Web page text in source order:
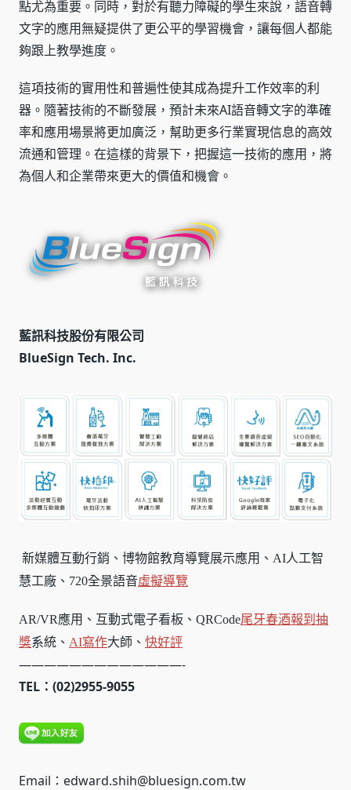
點尤為重要。同時，對於有聽力障礙的學生來說，語音轉
文字的應用無疑提供了更公平的學習機會，讓每個人都能
夠跟上教學進度。
這項技術的實用性和普遍性使其成為提升工作效率的利
器。隨著技術的不斷發展，預計未來AI語音轉文字的準確
率和應用場景將更加廣泛，幫助更多行業實現信息的高效
流通和管理。在這樣的背景下，把握這一技術的應用，將
為個人和企業帶來更大的價值和機會。
藍訊科技股份有限公司
BlueSign Tech. Inc.
新媒體互動行銷、博物館教育導覽展示應用、AI人工智
慧工廠、720全景語音虛擬導覽
AR/VR應用、互動式電子看板、QRCode尾牙春酒報到 抽
獎系統、 AI寫作大師、 快好評
—————————————-
TEL：(02)2955-9055
Email：edward.shih@bluesign.com.tw